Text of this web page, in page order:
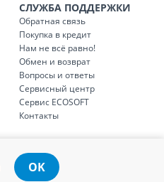
СЛУЖБА ПОДДЕРЖКИ
Обратная связь
Покупка в кредит
Нам не всё равно!
Обмен и возврат
Вопросы и ответы
Сервисный центр
Сервис ECOSOFT
Контакты
OK